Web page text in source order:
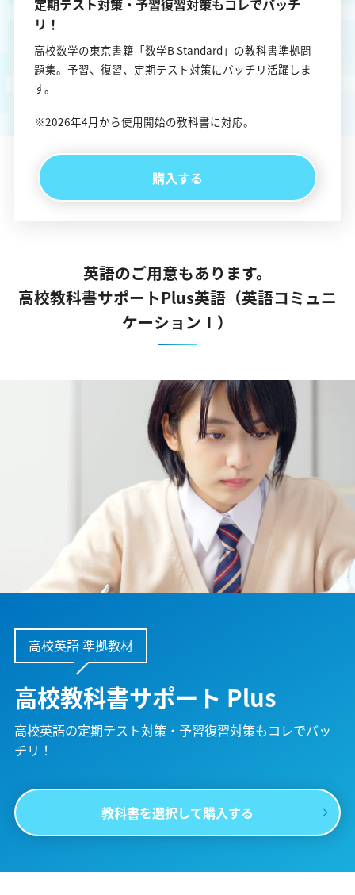
定期テスト対策・予習復習対策もコレでバッチ
リ！
高校数学の東京書籍「数学B Standard」の教科書準拠問
題集。予習、復習、定期テスト対策にバッチリ活躍しま
す。
※2026年4月から使用開始の教科書に対応。
購入する
英語のご用意もあります。
高校教科書サポートPlus英語（英語コミュニ
ケーションⅠ）
高校英語 準拠教材
高校教科書サポート Plus
高校英語の定期テスト対策・予習復習対策もコレでバッ
チリ！
教科書を選択して購入する